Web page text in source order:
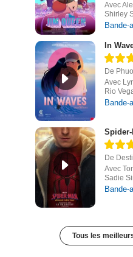
Avec
Shirley
Bande-
In
De
Avec
Rio
Bande-
Spider-
De
Avec
Sadie
Bande-
Tous les